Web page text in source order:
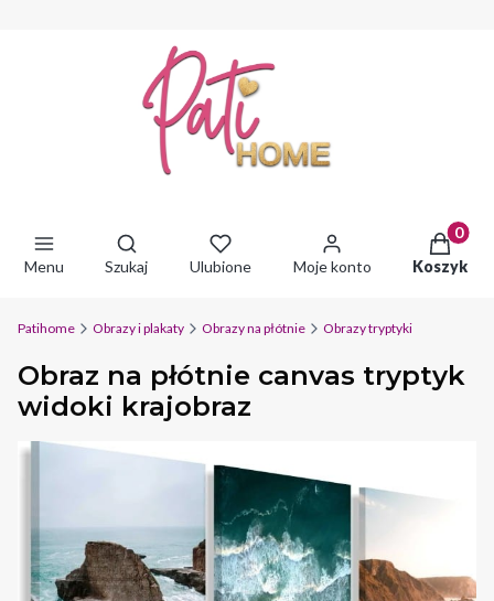
Menu
Otwórz wyszukiwarkę
Szukaj Ulubione Moje konto Koszyk
Patihome Obrazy i plakaty Obrazy na płótnie Obrazy tryptyki
Obraz na płótnie canvas tryptyk
widoki krajobraz